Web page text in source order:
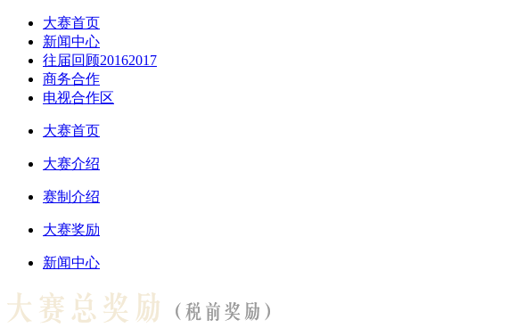
大赛首页
新闻中心
往届回顾20162017
商务合作
电视合作区
大赛首页
大赛介绍
赛制介绍
大赛奖励
新闻中心